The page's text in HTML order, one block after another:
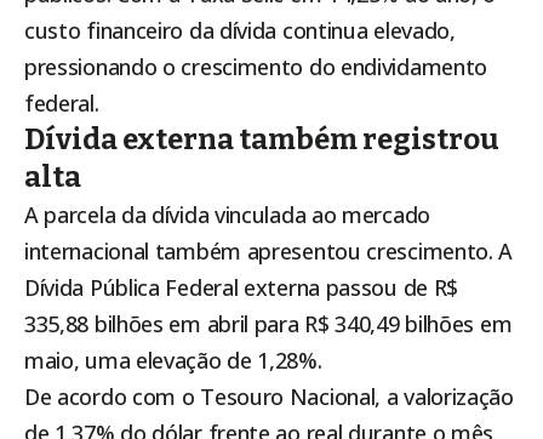
custo financeiro da dívida continua elevado,
pressionando o crescimento do endividamento
federal.
Dívida externa também registrou
alta
A parcela da dívida vinculada ao mercado
internacional também apresentou crescimento. A
Dívida Pública Federal externa passou de R$
335,88 bilhões em abril para R$ 340,49 bilhões em
maio, uma elevação de 1,28%.
De acordo com o Tesouro Nacional, a valorização
de 1,37% do dólar frente ao real durante o mês